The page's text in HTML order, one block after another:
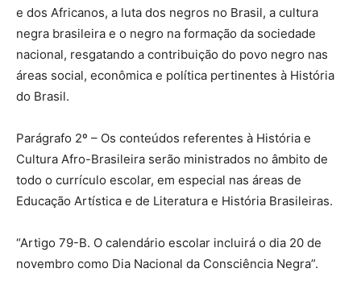
e dos Africanos, a luta dos negros no Brasil, a cultura
negra brasileira e o negro na formação da sociedade
nacional, resgatando a contribuição do povo negro nas
áreas social, econômica e política pertinentes à História
do Brasil.
Parágrafo 2º – Os conteúdos referentes à História e
Cultura Afro-Brasileira serão ministrados no âmbito de
todo o currículo escolar, em especial nas áreas de
Educação Artística e de Literatura e História Brasileiras.
“Artigo 79-B. O calendário escolar incluirá o dia 20 de
novembro como Dia Nacional da Consciência Negra”.